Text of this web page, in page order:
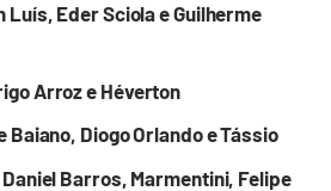
Luís, Eder Sciola e Guilherme
Arroz e Héverton
Baiano, Diogo Orlando e Tássio
Daniel Barros, Marmentini, Felipe